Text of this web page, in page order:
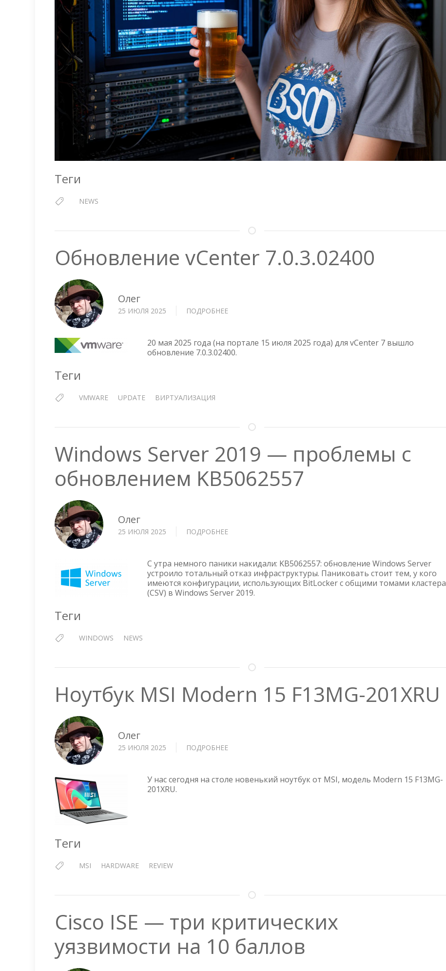
Теги
NEWS
Обновление vCenter 7.0.3.02400
Олег
25 ИЮЛЯ 2025 ПОДРОБНЕЕ
7.0.3.02400
20 мая 2025 года (на портале 15 июля 2025 года) для vCenter 7 вышло
обновление 7.0.3.02400.
Теги
VMWARE UPDATE ВИРТУАЛИЗАЦИЯ
Windows Server 2019 — проблемы с
обновлением KB5062557
Олег
25 ИЮЛЯ 2025 ПОДРОБНЕЕ
2019
—
ПРОБЛЕМЫ
С
С утра немного паники накидали: KB5062557: обновление Windows Server
устроило тотальный отказ инфраструктуры. Паниковать стоит тем, у кого
имеются конфигурации, использующих BitLocker с общими томами кластера
(CSV) в Windows Server 2019.
Теги
WINDOWS NEWS
Ноутбук MSI Modern 15 F13MG-201XRU
Олег
25 ИЮЛЯ 2025 ПОДРОБНЕЕ
MODERN
У нас сегодня на столе новенький ноутбук от MSI, модель Modern 15 F13MG-
201XRU.
Теги
MSI HARDWARE REVIEW
Cisco ISE — три критических
уязвимости на 10 баллов